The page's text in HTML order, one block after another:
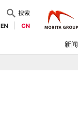
搜索
EN CN
新闻